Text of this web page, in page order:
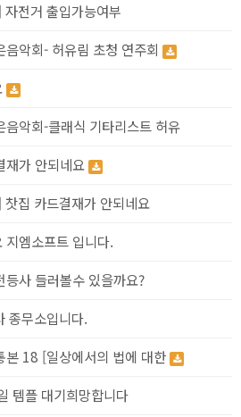
자전거 출입가능여부
음악회- 허유림 초청 연주회
음악회-클래식 기타리스트 허유
재가 안되네요
찻집 카드결재가 안되네요
지엠소프트 입니다.
등사 들러볼수 있을까요?
종무소입니다.
본 18 [일상에서의 법에 대한
템플 대기희망합니다